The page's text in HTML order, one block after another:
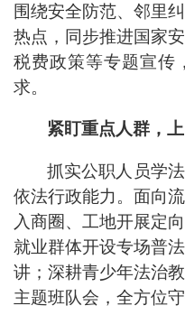
围绕安全防范、邻里
热点，同步推进国家
税费政策等专题宣传
求。
紧盯重点人群，
抓实公职人员学
依法行政能力。面向
入商圈、工地开展定
就业群体开设专场普
讲；深耕青少年法治
主题班队会，全方位